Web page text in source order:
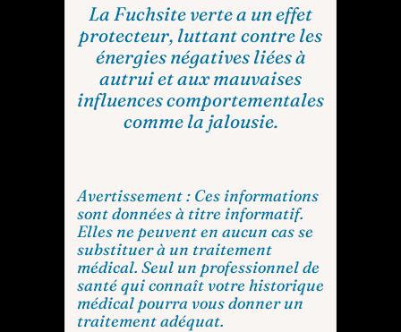
La Fuchsite verte a un effet
protecteur, luttant contre les
énergies négatives liées à
autrui et aux mauvaises
influences comportementales
comme la jalousie.
Avertissement : Ces informations
sont données à titre informatif.
Elles ne peuvent en aucun cas se
substituer à un traitement
médical. Seul un professionnel de
santé qui connaît votre historique
médical pourra vous donner un
traitement adéquat.